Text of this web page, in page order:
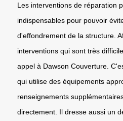
Les interventions de réparation
indispensables pour pouvoir
d'effondrement de la structure.
interventions qui sont très
appel à Dawson Couverture.
qui utilise des équipements
renseignements
directement. Il dresse aussi un